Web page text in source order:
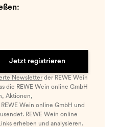
Jetzt registrieren
Newsletterder REWE Wein
die REWE Wein online GmbH
Aktionen,
Wein online GmbH und
REWE Wein online
erheben und analysieren.